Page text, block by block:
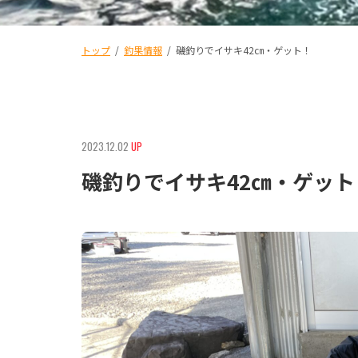
トップ / 釣果情報 / 磯釣りでイサキ42㎝・ゲット！
2023.12.02 UP
磯釣りでイサキ42㎝・ゲッ